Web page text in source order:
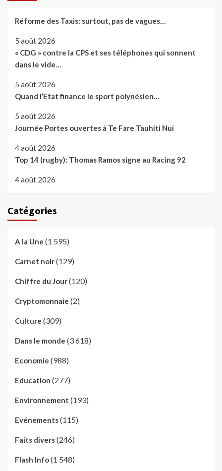
Réforme des Taxis: surtout, pas de vagues…
5 août 2026
« CDG » contre la CPS et ses téléphones qui sonnent
dans le vide…
5 août 2026
Quand l’Etat finance le sport polynésien…
5 août 2026
Journée Portes ouvertes à Te Fare Tauhiti Nui
4 août 2026
Top 14 (rugby): Thomas Ramos signe au Racing 92
4 août 2026
Catégories
A la Une (1 595)
Carnet noir(129)
Chiffre du Jour(120)
Cryptomonnaie (2)
Culture (309)
Dans le monde (3 618)
Economie (988)
Education (277)
Environnement (193)
Evénements(115)
Faits divers(246)
Flash Info(1 548)